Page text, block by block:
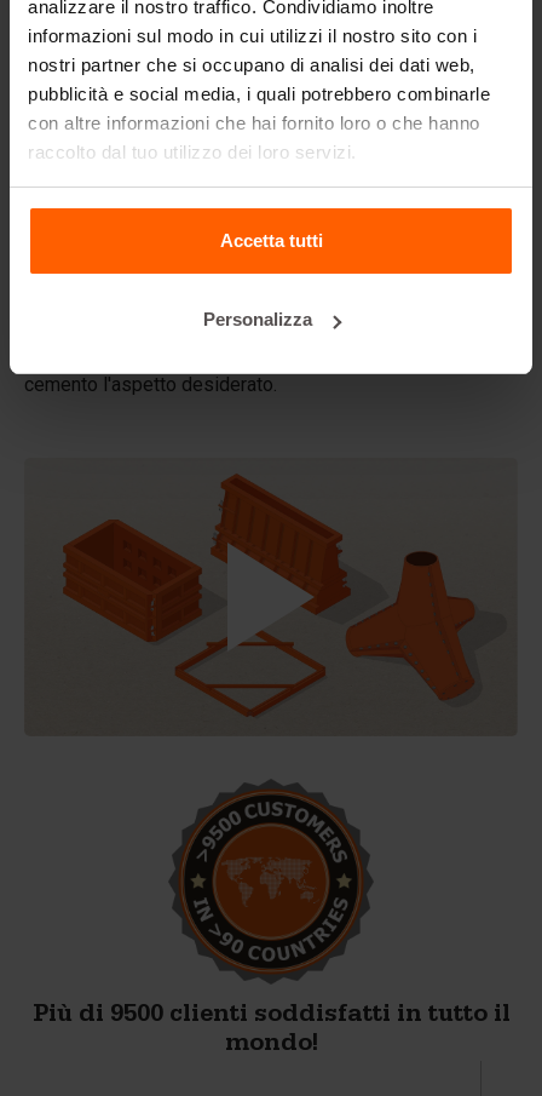
analizzare il nostro traffico. Condividiamo inoltre
informazioni sul modo in cui utilizzi il nostro sito con i
nostri partner che si occupano di analisi dei dati web,
pubblicità e social media, i quali potrebbero combinarle
con altre informazioni che hai fornito loro o che hanno
raccolto dal tuo utilizzo dei loro servizi.
Accetta tutti
Personalizza
Dettagli
Il rivestimento per stampi Betonblock, progettato per
elevare gli aspetti estetici dei vostri blocchi di cemento e
progetti, crea un aspetto fenomenale e quindi un valore
aggiunto maggiore ai vostri blocchi.
rivestimenti possono essere utilizzati più volte.
Posizionate il rivestimento nel vostro stampo in acciaio
cemento l'aspetto desiderato.
Più di 9500 clienti soddisfatti in tutto il
mondo!